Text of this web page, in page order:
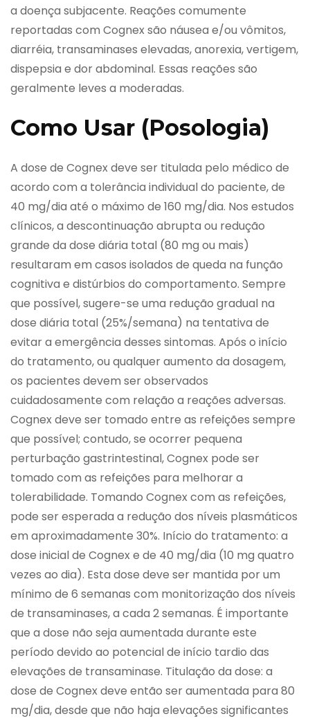
a doença subjacente. Reações comumente
reportadas com Cognex são náusea e/ou vômitos,
diarréia, transaminases elevadas, anorexia, vertigem,
dispepsia e dor abdominal. Essas reações são
geralmente leves a moderadas.
Como Usar (Posologia)
A dose de Cognex deve ser titulada pelo médico de
acordo com a tolerância individual do paciente, de
40 mg/dia até o máximo de 160 mg/dia. Nos estudos
clínicos, a descontinuação abrupta ou redução
grande da dose diária total (80 mg ou mais)
resultaram em casos isolados de queda na função
cognitiva e distúrbios do comportamento. Sempre
que possível, sugere-se uma redução gradual na
dose diária total (25%/semana) na tentativa de
evitar a emergência desses sintomas. Após o início
do tratamento, ou qualquer aumento da dosagem,
os pacientes devem ser observados
cuidadosamente com relação a reações adversas.
Cognex deve ser tomado entre as refeições sempre
que possível; contudo, se ocorrer pequena
perturbação gastrintestinal, Cognex pode ser
tomado com as refeições para melhorar a
tolerabilidade. Tomando Cognex com as refeições,
pode ser esperada a redução dos níveis plasmáticos
em aproximadamente 30%. Início do tratamento: a
dose inicial de Cognex e de 40 mg/dia (10 mg quatro
vezes ao dia). Esta dose deve ser mantida por um
mínimo de 6 semanas com monitorização dos níveis
de transaminases, a cada 2 semanas. É importante
que a dose não seja aumentada durante este
período devido ao potencial de início tardio das
elevações de transaminase. Titulação da dose: a
dose de Cognex deve então ser aumentada para 80
mg/dia, desde que não haja elevações significantes